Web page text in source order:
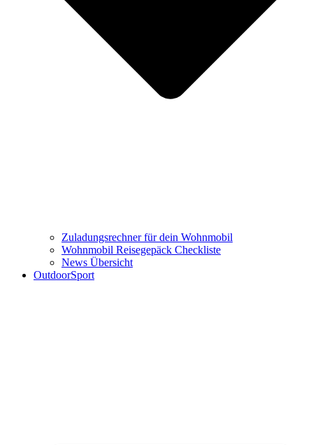
Zuladungsrechner für dein Wohnmobil
Wohnmobil Reisegepäck Checkliste
News Übersicht
OutdoorSport